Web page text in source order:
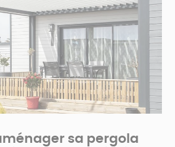
sa pergola